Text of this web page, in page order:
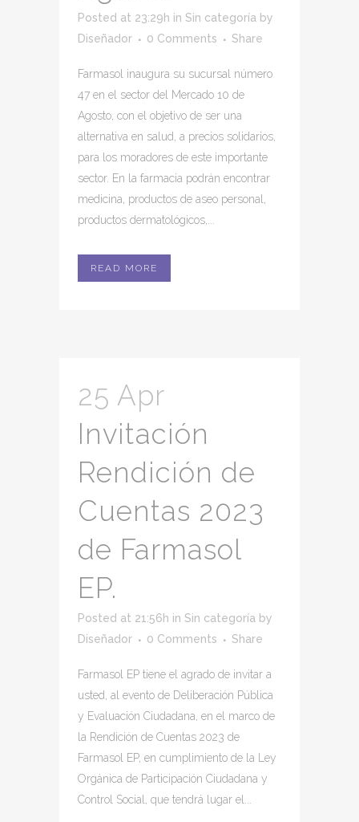
Posted at 23:29h in Sin categoría by
Diseñador
0 Comments Share
Farmasol inaugura su sucursal número
47 en el sector del Mercado 10 de
Agosto, con el objetivo de ser una
alternativa en salud, a precios solidarios,
para los moradores de este importante
sector. En la farmacia podrán encontrar
medicina, productos de aseo personal,
productos dermatológicos,...
READ MORE
25 Apr
Invitación
Rendición de
Cuentas 2023
de Farmasol
EP.
Posted at 21:56h in Sin categoría by
Diseñador
0 Comments Share
Farmasol EP tiene el agrado de invitar a
usted, al evento de Deliberación Pública
y Evaluación Ciudadana, en el marco de
la Rendición de Cuentas 2023 de
Farmasol EP, en cumplimiento de la Ley
Orgánica de Participación Ciudadana y
Control Social, que tendrá lugar el...